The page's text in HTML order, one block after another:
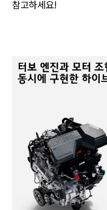
참고하세요!